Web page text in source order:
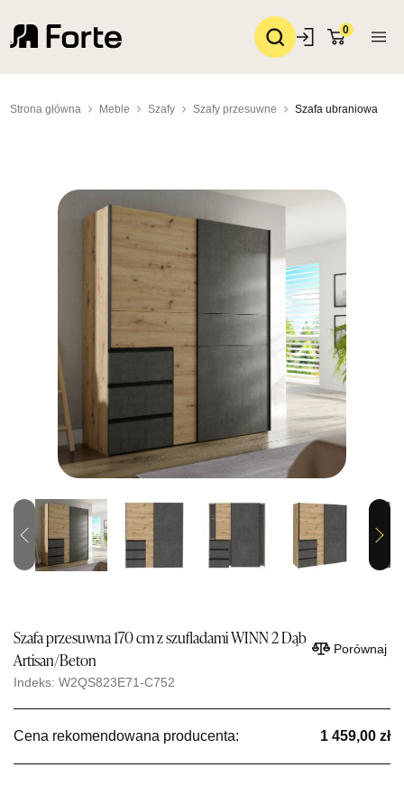
0
Strona główna Meble Szafy Szafy przesuwne Szafa ubraniowa
Previous Next
Szafa przesuwna 170 cm z szufladami WINN 2 Dąb
Artisan/Beton
Indeks: W2QS823E71-C752
Porównaj
Cena rekomendowana producenta: 1 459,00 zł